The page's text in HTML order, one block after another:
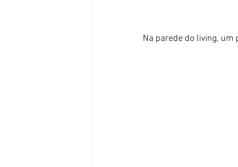
Na parede do living, um